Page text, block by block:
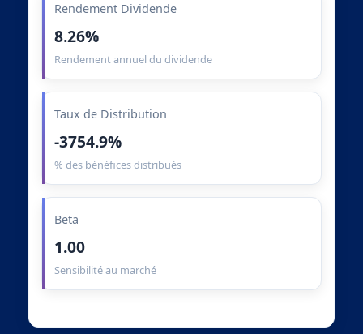
Rendement Dividende
8.26%
Rendement annuel du dividende
Taux de Distribution
-3754.9%
% des bénéfices distribués
Beta
1.00
Sensibilité au marché